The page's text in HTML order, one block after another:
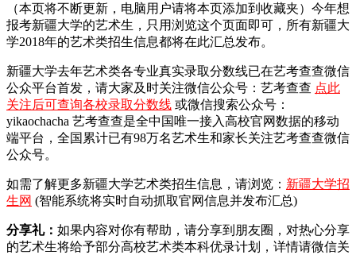
（本页将不断更新，电脑用户请将本页添加到收藏夹）今年想
报考新疆大学的艺术生，只用浏览这个页面即可，所有新疆大
学2018年的艺术类招生信息都将在此汇总发布。
新疆大学去年艺术类各专业真实录取分数线已在艺考查查微信
公众平台首发， 请大家及时关注微信公众号：艺考查查 点此
关注后可查询各校录取分数线 或微信搜索公众号：
yikaochacha 艺考查查是全中国唯一接入高校官网数据的移动
端平台，全国累计已有98万名艺术生和家长关注艺考查查微信
公众号。
如需了解更多新疆大学艺术类招生信息，请浏览： 新疆大学招
生网 (智能系统将实时自动抓取官网信息并发布汇总)
分享礼： 如果内容对你有帮助，请分享到朋友圈，对热心分享
的艺术生将给予部分高校艺术类本科优录计划，详情请微信关